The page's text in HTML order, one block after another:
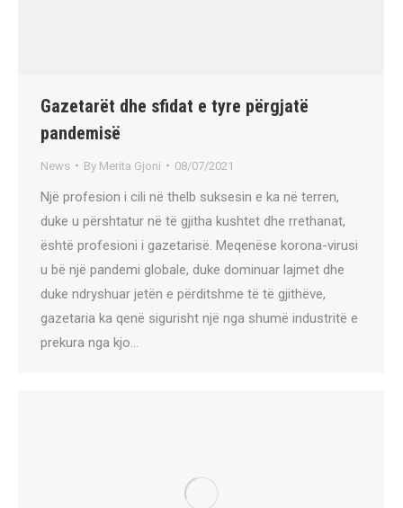
Gazetarët dhe sfidat e tyre përgjatë
pandemisë
News By Merita Gjoni 08/07/2021
Një profesion i cili në thelb suksesin e ka në terren,
duke u përshtatur në të gjitha kushtet dhe rrethanat,
është profesioni i gazetarisë. Meqenëse korona-virusi
u bë një pandemi globale, duke dominuar lajmet dhe
duke ndryshuar jetën e përditshme të të gjithëve,
gazetaria ka qenë sigurisht një nga shumë industritë e
prekura nga kjo…